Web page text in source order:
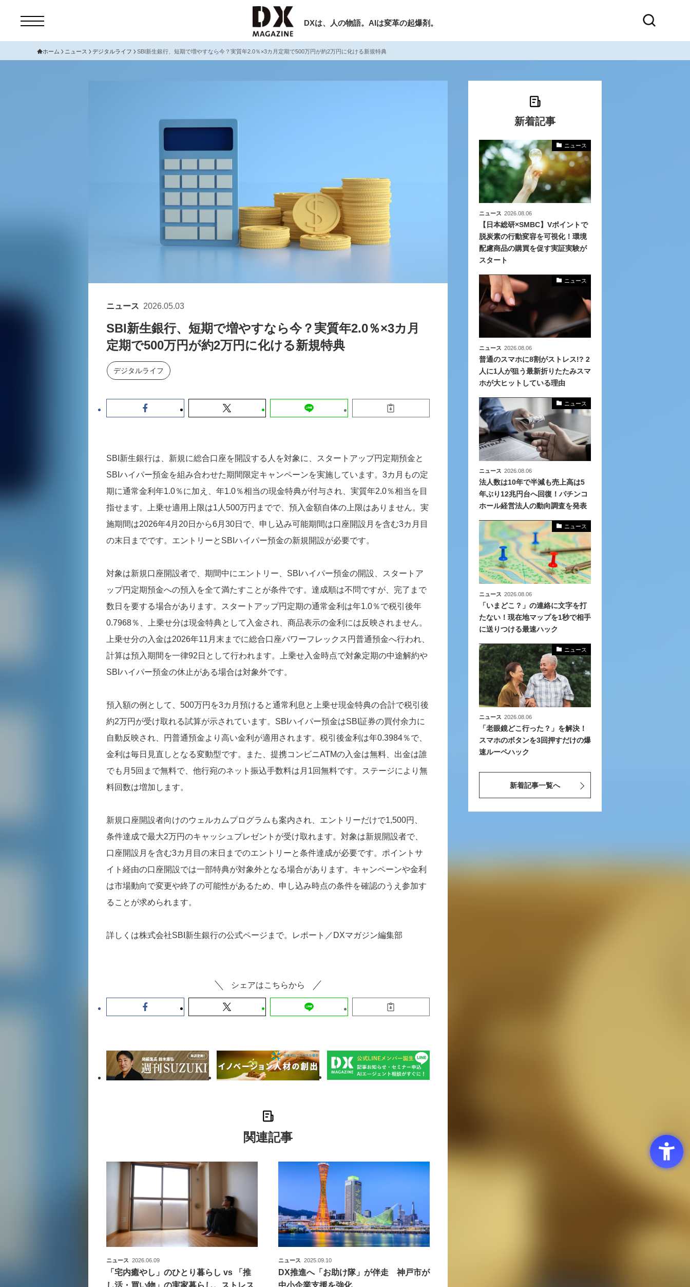
DXは、人の物語。AIは変革の起爆剤。
サービスメニュー
動画
サイトマップ
お問い合わせ
個人情報保護法について
運営会社
採用情報
セミナー
非公開: 【8/6開催】AIエージェント時
代、日本企業は何から始めるべきか。〜
シリコンバレーAX最新潮流から学ぶ〜
2026-08-03
セミナー
【8/12開催】「イノベーションを数値化
ホーム ニュース デジタルライフ SBI新生銀行、短期で増やすなら今？実質年2.0％×3カ月定期で500万円が約2万円に化ける新規特典
ニュース 2026.05.03
SBI新生銀行、短期で増やすなら今？実質年2.0％×3カ月
定期で500万円が約2万円に化ける新規特典
デジタルライフ
SBI新生銀行は、新規に総合口座を開設する人を対象に、スタートアップ円定期預金と
SBIハイパー預金を組み合わせた期間限定キャンペーンを実施しています。3カ月もの定
期に通常金利年1.0％に加え、年1.0％相当の現金特典が付与され、実質年2.0％相当を目
指せます。上乗せ適用上限は1人500万円までで、預入金額自体の上限はありません。実
施期間は2026年4月20日から6月30日で、申し込み可能期間は口座開設月を含む3カ月目
の末日までです。エントリーとSBIハイパー預金の新規開設が必要です。
対象は新規口座開設者で、期間中にエントリー、SBIハイパー預金の開設、スタートア
ップ円定期預金への預入を全て満たすことが条件です。達成順は不問ですが、完了まで
数日を要する場合があります。スタートアップ円定期の通常金利は年1.0％で税引後年
0.7968％、上乗せ分は現金特典として入金され、商品表示の金利には反映されません。
上乗せ分の入金は2026年11月末までに総合口座パワーフレックス円普通預金へ行われ、
計算は預入期間を一律92日として行われます。上乗せ入金時点で対象定期の中途解約や
SBIハイパー預金の休止がある場合は対象外です。
預入額の例として、500万円を3カ月預けると通常利息と上乗せ現金特典の合計で税引後
約2万円が受け取れる試算が示されています。SBIハイパー預金はSBI証券の買付余力に
自動反映され、円普通預金より高い金利が適用されます。税引後金利は年0.3984％で、
金利は毎日見直しとなる変動型です。また、提携コンビニATMの入金は無料、出金は誰
でも月5回まで無料で、他行宛のネット振込手数料は月1回無料です。ステージにより無
料回数は増加します。
新規口座開設者向けのウェルカムプログラムも案内され、エントリーだけで1,500円、
条件達成で最大2万円のキャッシュプレゼントが受け取れます。対象は新規開設者で、
口座開設月を含む3カ月目の末日までのエントリーと条件達成が必要です。ポイントサ
イト経由の口座開設では一部特典が対象外となる場合があります。キャンペーンや金利
は市場動向で変更や終了の可能性があるため、申し込み時点の条件を確認のうえ参加す
ることが求められます。
詳しくは株式会社SBI新生銀行の公式ページまで。レポート／DXマガジン編集部
シェアはこちらから
関連記事
ニュース 2026.06.09
「宅内癒やし」のひとり暮らし vs 「推
し活・買い物」の実家暮らし。ストレス
ニュース 2025.09.10
DX推進へ「お助け隊」が伴走 神戸市が
中小企業支援を強化
新着記事
ニュース
ニュース 2026.08.06
【日本総研×SMBC】Vポイントで
脱炭素の行動変容を可視化！環境
配慮商品の購買を促す実証実験が
スタート
ニュース
ニュース 2026.08.06
普通のスマホに8割がストレス!? 2
人に1人が狙う最新折りたたみスマ
ホが大ヒットしている理由
ニュース
ニュース 2026.08.06
法人数は10年で半減も売上高は5
年ぶり12兆円台へ回復！パチンコ
ホール経営法人の動向調査を発表
ニュース
ニュース 2026.08.06
「いまどこ？」の連絡に文字を打
たない！現在地マップを1秒で相手
に送りつける最速ハック
ニュース
ニュース 2026.08.06
「老眼鏡どこ行った？」を解決！
スマホのボタンを3回押すだけの爆
速ルーペハック
新着記事一覧へ